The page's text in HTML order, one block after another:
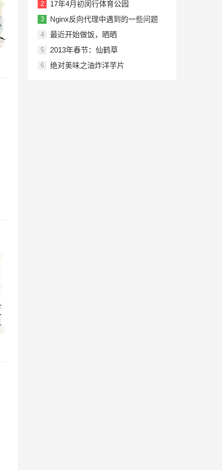
2 17年4月初闵行体育公园
3 Nginx反向代理中遇到的一些问题
4 最近开始做饭，晒晒
5 2013年春节：仙鹤草
6 绝对美味之油炸洋芋片